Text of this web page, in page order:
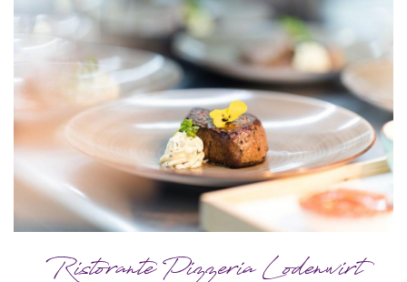
Ristorante Pizzeria Lodenwirt